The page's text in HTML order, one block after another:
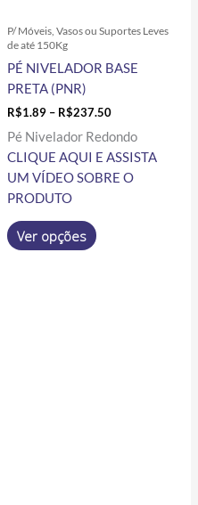
P/ Móveis, Vasos ou Suportes Leves
de até 150Kg
PÉ NIVELADOR BASE
PRETA (PNR)
R$1.89 – R$237.50
Pé Nivelador Redondo
CLIQUE AQUI E ASSISTA
UM VÍDEO SOBRE O
PRODUTO
Ver opções
escolhidas
página
produto